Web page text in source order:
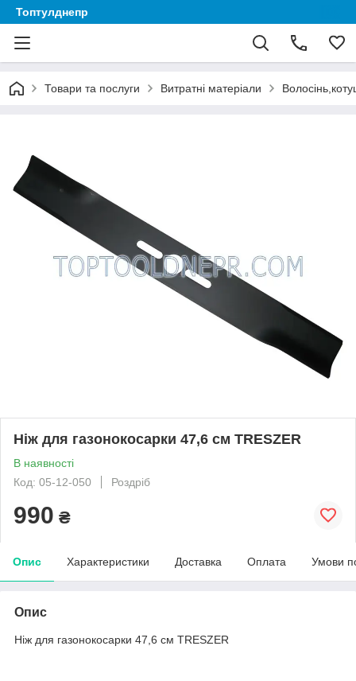
Топтулднепр
Товари та послуги Витратні матеріали
Ніж для газонокосарки 47,6 см TRESZER
В наявності
Код: 05-12-050
Роздріб
990 ₴
Опис Характеристики Доставка Оплата Умови
Опис
Ніж для газонокосарки 47,6 см TRESZER